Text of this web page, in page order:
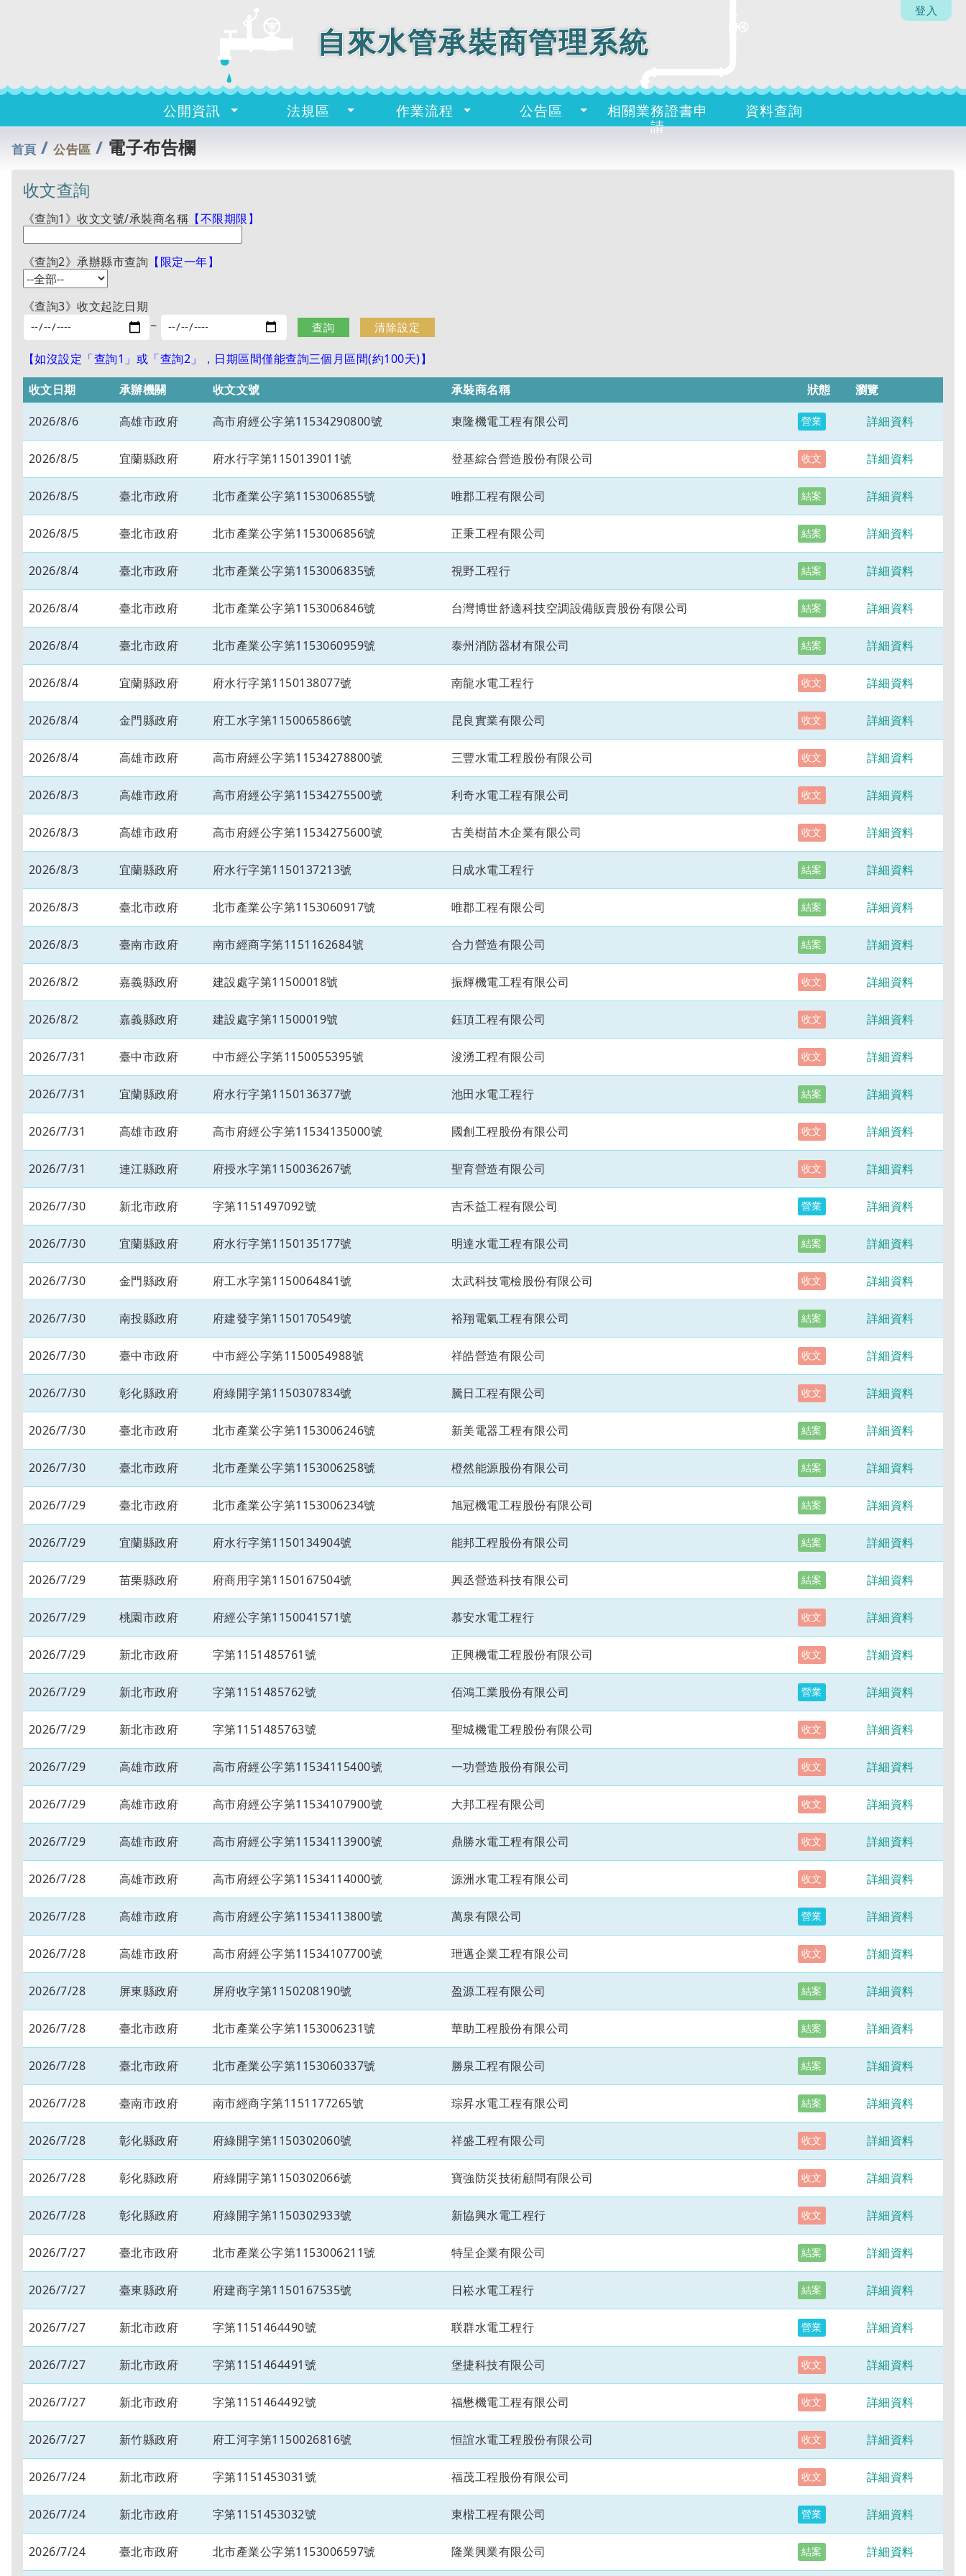
自來水管承裝商管理系統
登入
公開資訊 法規區 作業流程 公告區
相關業務證書申
請
資料查詢
首頁 /公告區 / 電子布告欄
收文查詢
《查詢1》收文文號/承裝商名稱 【不限期限】
《查詢2》承辦縣市查詢 【限定一年】
《查詢3》收文起訖日期
~
【如沒設定「查詢1」或「查詢2」，日期區間僅能查詢三個月區間(約100天)】
收文日期
承辦機關 收文文號 承裝商名稱 狀態
瀏覽
2026/8/6
高雄市政府 高市府經公字第11534290800號 東隆機電工程有限公司 營業 詳細資料
2026/8/5 宜蘭縣政府 府水行字第1150139011號 登基綜合營造股份有限公司 收文 詳細資料
2026/8/5 臺北市政府 北市產業公字第1153006855號 唯郡工程有限公司 結案 詳細資料
2026/8/5 臺北市政府 北市產業公字第1153006856號 正秉工程有限公司 結案 詳細資料
2026/8/4 臺北市政府 北市產業公字第1153006835號 視野工程行 結案 詳細資料
2026/8/4 臺北市政府 北市產業公字第1153006846號 台灣博世舒適科技空調設備販賣股份有限公司 結案 詳細資料
2026/8/4 臺北市政府 北市產業公字第1153060959號 泰州消防器材有限公司 結案 詳細資料
2026/8/4 宜蘭縣政府 府水行字第1150138077號 南龍水電工程行 收文 詳細資料
2026/8/4 金門縣政府 府工水字第1150065866號 昆良實業有限公司 收文 詳細資料
2026/8/4 高雄市政府 高市府經公字第11534278800號 三豐水電工程股份有限公司 收文 詳細資料
2026/8/3 高雄市政府 高市府經公字第11534275500號 利奇水電工程有限公司 收文 詳細資料
2026/8/3 高雄市政府 高市府經公字第11534275600號 古美樹苗木企業有限公司 收文 詳細資料
2026/8/3 宜蘭縣政府 府水行字第1150137213號 日成水電工程行 結案 詳細資料
2026/8/3 臺北市政府 北市產業公字第1153060917號 唯郡工程有限公司 結案 詳細資料
2026/8/3 臺南市政府 南市經商字第1151162684號 合力營造有限公司 結案 詳細資料
2026/8/2 嘉義縣政府 建設處字第11500018號 振輝機電工程有限公司 收文 詳細資料
2026/8/2 嘉義縣政府 建設處字第11500019號 鈺頂工程有限公司 收文 詳細資料
2026/7/31 臺中市政府 中市經公字第1150055395號 浚湧工程有限公司 收文 詳細資料
2026/7/31 宜蘭縣政府 府水行字第1150136377號 池田水電工程行 結案 詳細資料
2026/7/31 高雄市政府 高市府經公字第11534135000號 國創工程股份有限公司 收文 詳細資料
2026/7/31 連江縣政府 府授水字第1150036267號 聖育營造有限公司 收文 詳細資料
2026/7/30 新北市政府 字第1151497092號 吉禾益工程有限公司 營業 詳細資料
2026/7/30 宜蘭縣政府 府水行字第1150135177號 明達水電工程有限公司 結案 詳細資料
2026/7/30 金門縣政府 府工水字第1150064841號 太武科技電檢股份有限公司 收文 詳細資料
2026/7/30 南投縣政府 府建發字第1150170549號 裕翔電氣工程有限公司 結案 詳細資料
2026/7/30 臺中市政府 中市經公字第1150054988號 祥皓營造有限公司 收文 詳細資料
2026/7/30 彰化縣政府 府綠開字第1150307834號 騰日工程有限公司 收文 詳細資料
2026/7/30 臺北市政府 北市產業公字第1153006246號 新美電器工程有限公司 結案 詳細資料
2026/7/30 臺北市政府 北市產業公字第1153006258號 橙然能源股份有限公司 結案 詳細資料
2026/7/29 臺北市政府 北市產業公字第1153006234號 旭冠機電工程股份有限公司 結案 詳細資料
2026/7/29 宜蘭縣政府 府水行字第1150134904號 能邦工程股份有限公司 結案 詳細資料
2026/7/29 苗栗縣政府 府商用字第1150167504號 興丞營造科技有限公司 結案 詳細資料
2026/7/29 桃園市政府 府經公字第1150041571號 慕安水電工程行 收文 詳細資料
2026/7/29 新北市政府 字第1151485761號 正興機電工程股份有限公司 收文 詳細資料
2026/7/29 新北市政府 字第1151485762號 佰鴻工業股份有限公司 營業 詳細資料
2026/7/29 新北市政府 字第1151485763號 聖城機電工程股份有限公司 收文 詳細資料
2026/7/29 高雄市政府 高市府經公字第11534115400號 一功營造股份有限公司 收文 詳細資料
2026/7/29 高雄市政府 高市府經公字第11534107900號 大邦工程有限公司 收文 詳細資料
2026/7/29 高雄市政府 高市府經公字第11534113900號 鼎勝水電工程有限公司 收文 詳細資料
2026/7/28 高雄市政府 高市府經公字第11534114000號 源洲水電工程有限公司 收文 詳細資料
2026/7/28 高雄市政府 高市府經公字第11534113800號 萬泉有限公司 營業 詳細資料
2026/7/28 高雄市政府 高市府經公字第11534107700號 玴邁企業工程有限公司 收文 詳細資料
2026/7/28 屏東縣政府 屏府收字第1150208190號 盈源工程有限公司 結案 詳細資料
2026/7/28 臺北市政府 北市產業公字第1153006231號 華助工程股份有限公司 結案 詳細資料
2026/7/28 臺北市政府 北市產業公字第1153060337號 勝泉工程有限公司 結案 詳細資料
2026/7/28 臺南市政府 南市經商字第1151177265號 琮昇水電工程有限公司 結案 詳細資料
2026/7/28 彰化縣政府 府綠開字第1150302060號 祥盛工程有限公司 收文 詳細資料
2026/7/28 彰化縣政府 府綠開字第1150302066號 寶強防災技術顧問有限公司 收文 詳細資料
2026/7/28 彰化縣政府 府綠開字第1150302933號 新協興水電工程行 收文 詳細資料
2026/7/27 臺北市政府 北市產業公字第1153006211號 特呈企業有限公司 結案 詳細資料
2026/7/27 臺東縣政府 府建商字第1150167535號 日崧水電工程行 結案 詳細資料
2026/7/27 新北市政府 字第1151464490號 联群水電工程行 營業 詳細資料
2026/7/27 新北市政府 字第1151464491號 堡捷科技有限公司 收文 詳細資料
2026/7/27 新北市政府 字第1151464492號 福懋機電工程有限公司 收文 詳細資料
2026/7/27 新竹縣政府 府工河字第1150026816號 恒誼水電工程股份有限公司 收文 詳細資料
2026/7/24 新北市政府 字第1151453031號 福茂工程股份有限公司 收文 詳細資料
2026/7/24 新北市政府 字第1151453032號 東楷工程有限公司 營業 詳細資料
2026/7/24 臺北市政府 北市產業公字第1153006597號 隆業興業有限公司 結案 詳細資料